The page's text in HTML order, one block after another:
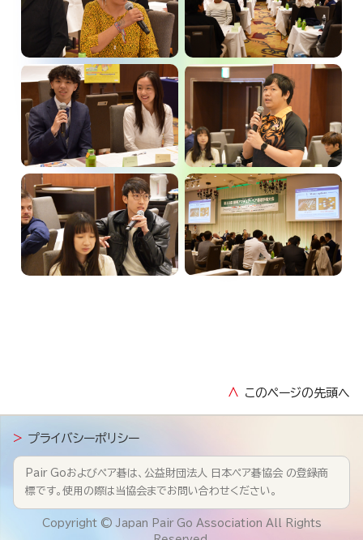
∧ このページの先頭へ
> プライバシーポリシー
Pair Goおよびペア碁は、公益財団法人 日本ペア碁協会 の登録商
標です。使用の際は当協会までお問い合わせください。
Copyright © Japan Pair Go Association All Rights